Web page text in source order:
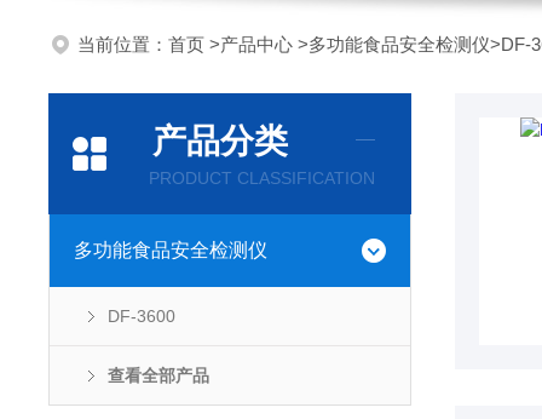
当前位置： 首页 >产品中心 >多功能食品安全检测仪>DF-
产品分类
PRODUCT CLASSIFICATION
多功能食品安全检测仪
DF-3600
查看全部产品